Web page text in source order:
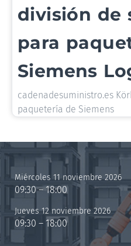
división de
para
Siemens
cadenadesuministro.es
paquetería de Siemens
Miércoles 11 noviembre 2026
09:30 – 18:00
Jueves 12 noviembre 2026
09:30 – 18:00